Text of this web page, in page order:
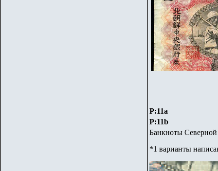
P:11а
P:11b
Банкноты Северной
*1 варианты